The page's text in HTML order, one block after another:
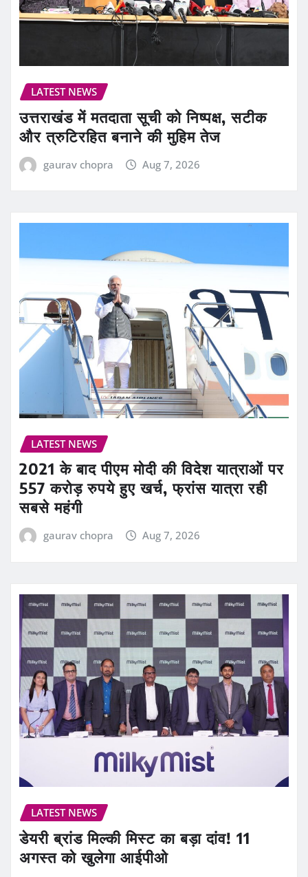
LATEST NEWS
उत्तराखंड में मतदाता सूची को निष्पक्ष, सटीक
और त्रुटिरहित बनाने की मुहिम तेज
gaurav chopra Aug 7, 2026
LATEST NEWS
2021 के बाद पीएम मोदी की विदेश यात्राओं पर
557 करोड़ रुपये हुए खर्च, फ्रांस यात्रा रही
सबसे महंगी
gaurav chopra Aug 7, 2026
LATEST NEWS
डेयरी ब्रांड मिल्की मिस्ट का बड़ा दांव! 11
अगस्त को खुलेगा आईपीओ